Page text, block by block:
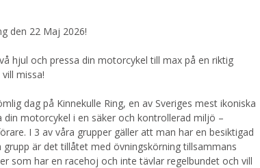
den 22 Maj 2026!
hjul och pressa din motorcykel till max på en riktig
missa!
dag på Kinnekulle Ring, en av Sveriges mest ikoniska
motorcykel i en säker och kontrollerad miljö –
I 3 av våra grupper gäller att man har en besiktigad
är det tillåtet med övningskörning tillsammans
som har en racehoj och inte tävlar regelbundet och vill